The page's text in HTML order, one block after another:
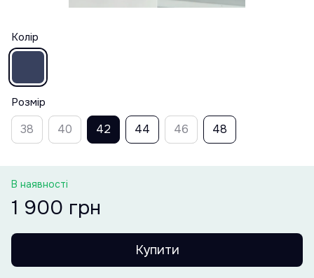
Колір
Розмір
38 40 42 44 46 48
В наявності
1 900 грн
Купити